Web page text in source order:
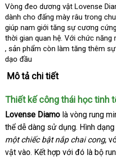
Vòng đeo dương vật Lovense
dành cho đấng mày râu trong
giúp nam giới tăng sự cương cứng
thời gian quan hệcó
nên
. Với chức năng
tham
khảo
, sản phẩm còn làm tăng thêm
dạo đầu
Mô tả chi tiết
Thiết kế công thái học tinh
Lovense Diamo là vòng rung
thể dễ dàng sử dụngkhách
hàng
. Hình dạng
một chiếc bật nắp chai conggiá
sỉ
,
vật vàoshowroom
. Kết hợp đã
với đó là bộ